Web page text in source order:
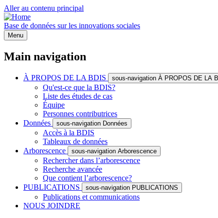
Aller au contenu principal
Base de données sur les innovations sociales
Menu
Main navigation
À PROPOS DE LA BDIS sous-navigation À PROPOS DE LA
Qu'est-ce que la BDIS?
Liste des études de cas
Équipe
Personnes contributrices
Données
sous-navigation Données
Accès à la BDIS
Tableaux de données
Arborescence
sous-navigation Arborescence
Rechercher dans l’arborescence
Recherche avancée
Que contient l’arborescence?
PUBLICATIONS
sous-navigation PUBLICATIONS
Publications et communications
NOUS JOINDRE